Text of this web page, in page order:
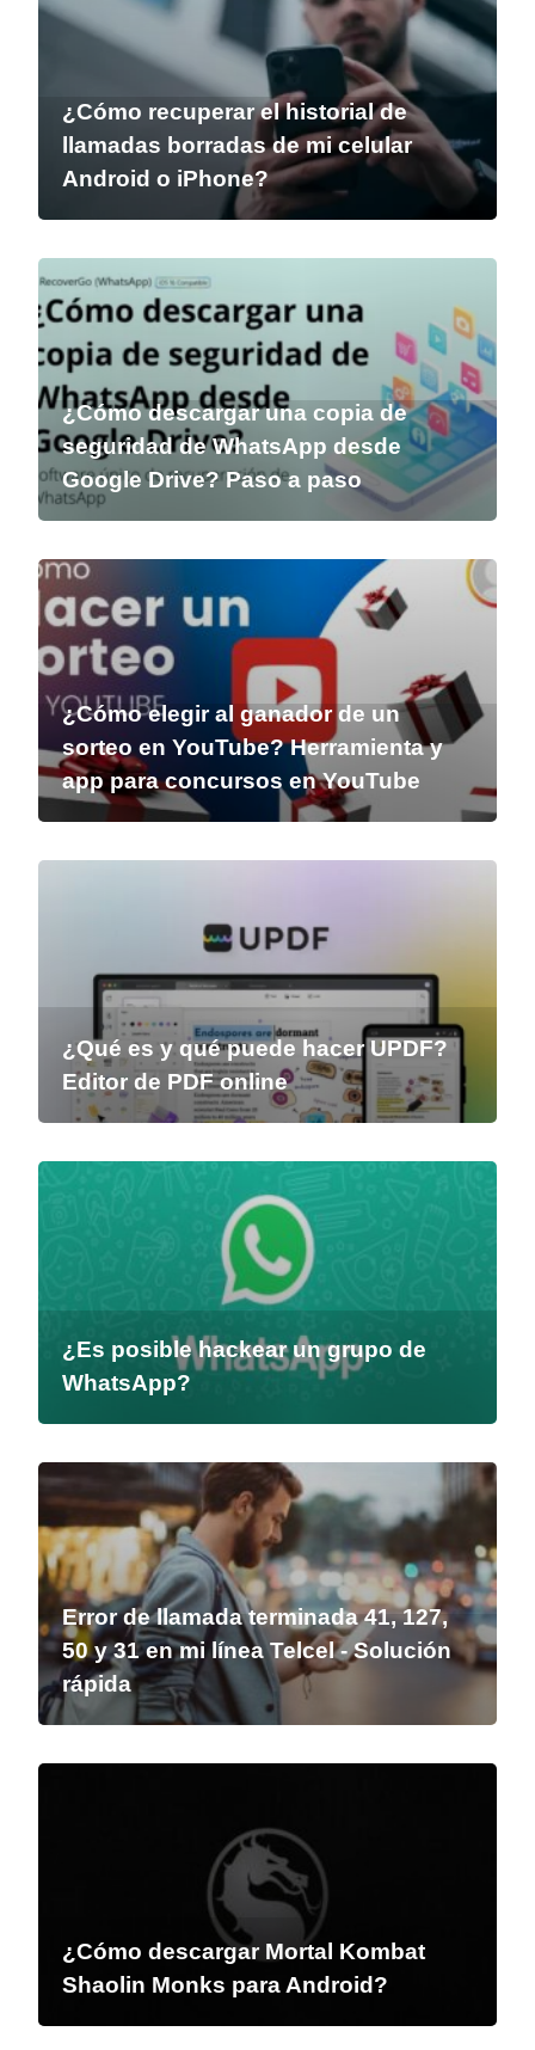
¿Cómo recuperar el historial de
llamadas borradas de mi celular
Android o iPhone?
¿Cómo descargar una copia de
seguridad de WhatsApp desde
Google Drive? Paso a paso
¿Cómo elegir al ganador de un
sorteo en YouTube? Herramienta y
app para concursos en YouTube
¿Qué es y qué puede hacer UPDF?
Editor de PDF online
¿Es posible hackear un grupo de
WhatsApp?
Error de llamada terminada 41, 127,
50 y 31 en mi línea Telcel - Solución
rápida
¿Cómo descargar Mortal Kombat
Shaolin Monks para Android?